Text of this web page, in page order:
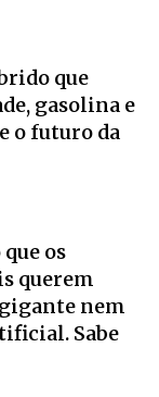
que
gasolina e
o futuro da
os
querem
nem
Sabe